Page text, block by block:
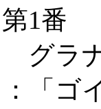
1番
ラ
「ゴ